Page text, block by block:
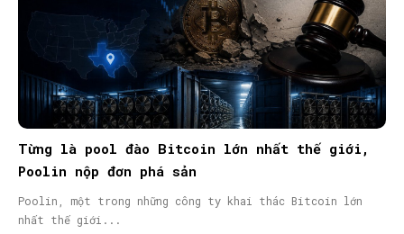
Từng là pool đào Bitcoin lớn nhất thế giới,
Poolin nộp đơn phá sản
Poolin, một trong những công ty khai thác Bitcoin lớn
nhất thế giới...